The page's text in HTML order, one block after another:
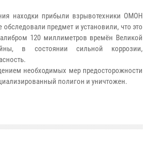
находки прибыли взрывотехники ОМОН
обследовали предмет и установили, что это
120 миллиметров времён Великой
в состоянии сильной коррозии,
необходимых мер предосторожности
полигон и уничтожен.